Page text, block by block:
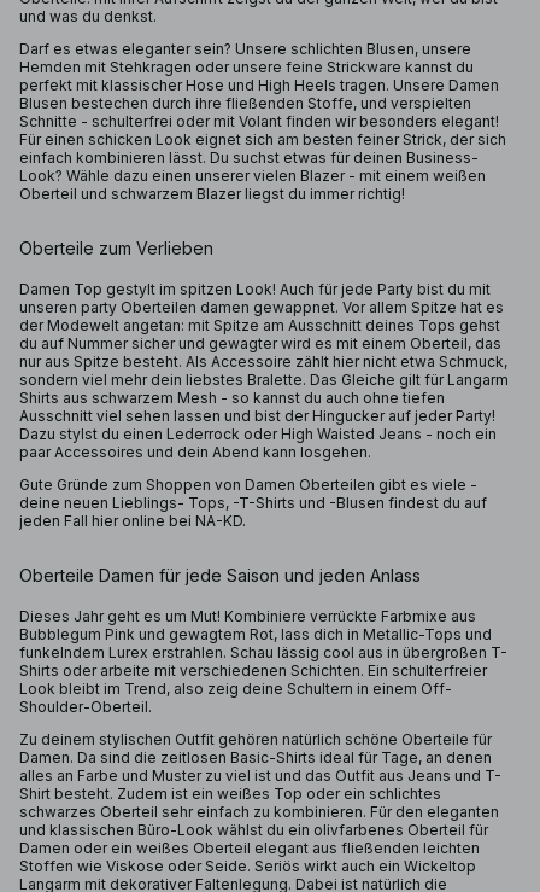
und was du denkst.
Darf es etwas eleganter sein? Unsere schlichten Blusen, unsere
Hemden mit Stehkragen oder unsere feine Strickware kannst du
perfekt mit klassischer Hose und High Heels tragen. Unsere Damen
Blusen bestechen durch ihre fließenden Stoffe, und verspielten
Schnitte - schulterfrei oder mit Volant finden wir besonders elegant!
Für einen schicken Look eignet sich am besten feiner Strick, der sich
einfach kombinieren lässt. Du suchst etwas für deinen Business-
Look? Wähle dazu einen unserer vielen Blazer - mit einem weißen
Oberteil und schwarzem Blazer liegst du immer richtig!
Oberteile zum Verlieben
Damen Top gestylt im spitzen Look! Auch für jede Party bist du mit
unseren party Oberteilen damen gewappnet. Vor allem Spitze hat es
der Modewelt angetan: mit Spitze am Ausschnitt deines Tops gehst
du auf Nummer sicher und gewagter wird es mit einem Oberteil, das
nur aus Spitze besteht. Als Accessoire zählt hier nicht etwa Schmuck,
sondern viel mehr dein liebstes Bralette. Das Gleiche gilt für Langarm
Shirts aus schwarzem Mesh - so kannst du auch ohne tiefen
Ausschnitt viel sehen lassen und bist der Hingucker auf jeder Party!
Dazu stylst du einen Lederrock oder High Waisted Jeans - noch ein
paar Accessoires und dein Abend kann losgehen.
Gute Gründe zum Shoppen von Damen Oberteilen gibt es viele -
deine neuen Lieblings- Tops, -T-Shirts und -Blusen findest du auf
jeden Fall hier online bei NA-KD.
Oberteile Damen für jede Saison und jeden Anlass
Dieses Jahr geht es um Mut! Kombiniere verrückte Farbmixe aus
Bubblegum Pink und gewagtem Rot, lass dich in Metallic-Tops und
funkelndem Lurex erstrahlen. Schau lässig cool aus in übergroßen T-
Shirts oder arbeite mit verschiedenen Schichten. Ein schulterfreier
Look bleibt im Trend, also zeig deine Schultern in einem Off-
Shoulder-Oberteil.
Zu deinem stylischen Outfit gehören natürlich schöne Oberteile für
Damen. Da sind die zeitlosen Basic-Shirts ideal für Tage, an denen
alles an Farbe und Muster zu viel ist und das Outfit aus Jeans und T-
Shirt besteht. Zudem ist ein weißes Top oder ein schlichtes
schwarzes Oberteil sehr einfach zu kombinieren. Für den eleganten
und klassischen Büro-Look wählst du ein olivfarbenes Oberteil für
Damen oder ein weißes Oberteil elegant aus fließenden leichten
Stoffen wie Viskose oder Seide. Seriös wirkt auch ein Wickeltop
Langarm mit dekorativer Faltenlegung. Dabei ist natürlich die